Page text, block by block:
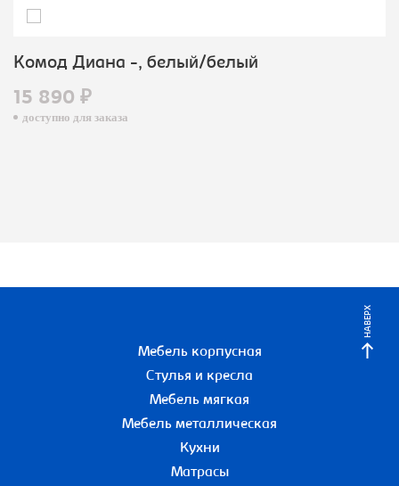
Комод Диана -, белый/белый
15 890 ₽
доступно для заказа
НАВЕРХ
Мебель корпусная
Стулья и кресла
Мебель мягкая
Мебель металлическая
Кухни
Матрасы